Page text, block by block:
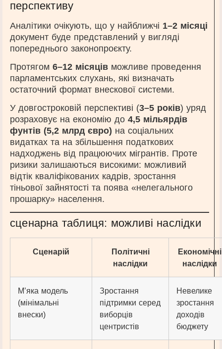
перспективу
Аналітики очікують, що у найближчі 1–2 місяці
документ буде представлений у вигляді
попереднього законопроєкту.
Протягом 6–12 місяців можливе проведення
парламентських слухань, які визначать
остаточний формат внескової системи.
У довгостроковій перспективі (3–5 років) уряд
розраховує на економію до 4,5 мільярдів
фунтів (5,2 млрд євро) на соціальних
видатках та на збільшення податкових
надходжень від працюючих мігрантів. Проте
ризики залишаються високими: можливий
відтік кваліфікованих кадрів, зростання
тіньової зайнятості та поява «нелегального
прошарку» населення.
сценарна таблиця: можливі наслідки
Сценарій
Політичні
наслідки
Економічні
наслідки
М’яка модель
(мінімальні
внески)
Зростання
підтримки серед
виборців
центристів
Невелике
зростання
доходів
бюджету